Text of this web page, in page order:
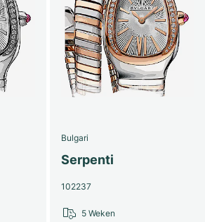
Bulgari
Serpenti
102237
5 Weken